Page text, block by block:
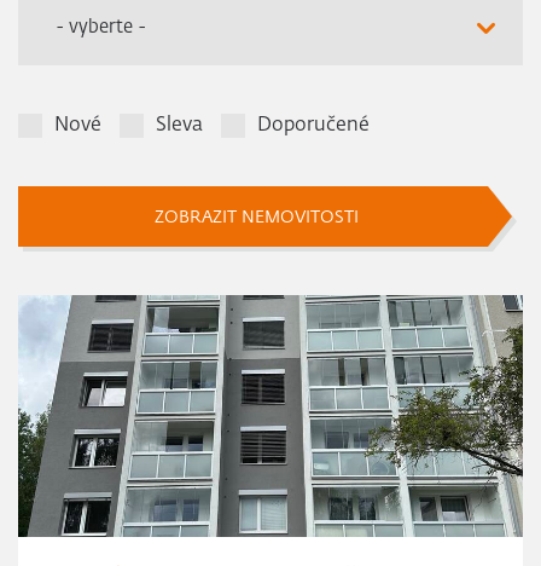
- vyberte -
Nové Sleva Doporučené
ZOBRAZIT NEMOVITOSTI